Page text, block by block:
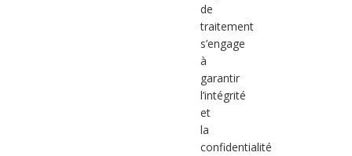
de
traitement
s’engage
à
garantir
l’intégrité
et
la
confidentialité